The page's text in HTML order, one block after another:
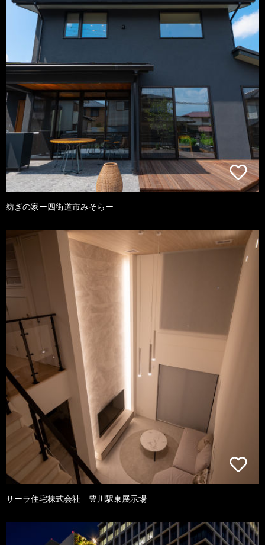
紡ぎの家ー四街道市みそらー
サーラ住宅株式会社 豊川駅東展示場